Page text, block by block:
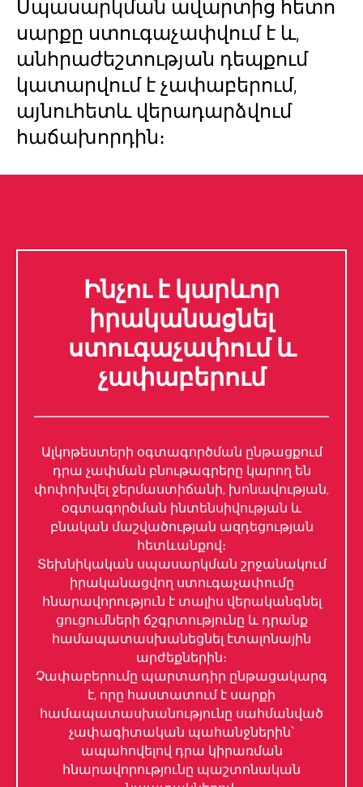
Սպասարկման ավարտից հետո
սարքը ստուգաչափվում է և,
անհրաժեշտության դեպքում
կատարվում է չափաբերում,
այնուհետև վերադարձվում
հաճախորդին։
Ինչու է կարևոր
իրականացնել
ստուգաչափում և
չափաբերում
Ալկոթեստերի օգտագործման ընթացքում
դրա չափման բնութագրերը կարող են
փոփոխվել ջերմաստիճանի, խոնավության,
օգտագործման ինտենսիվության և
բնական մաշվածության ազդեցության
հետևանքով։
Տեխնիկական սպասարկման շրջանակում
իրականացվող ստուգաչափումը
հնարավորություն է տալիս վերականգնել
ցուցումների ճշգրտությունը և դրանք
համապատասխանեցնել էտալոնային
արժեքներին։
Չափաբերումը պարտադիր ընթացակարգ
է, որը հաստատում է սարքի
համապատասխանությունը սահմանված
չափագիտական պահանջներին՝
ապահովելով դրա կիրառման
հնարավորությունը պաշտոնական